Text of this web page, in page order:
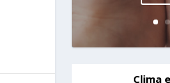
Clima